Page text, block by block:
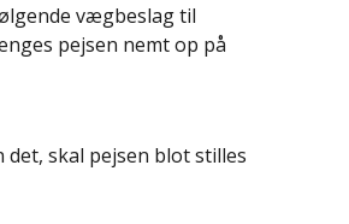
vægbeslag til
pejsen nemt op på
skal pejsen blot stilles